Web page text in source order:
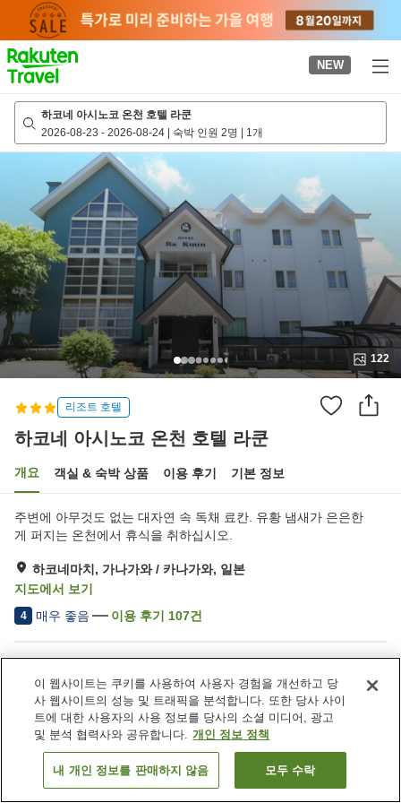
page
NEW
하코네 아시노코 온천 호텔 라쿤
2026-08-23 - 2026-08-24 | 숙박 인원 2명 | 1개
122
리조트 호텔
하코네 아시노코 온천 호텔 라쿤
개요 객실 & 숙박 상품 이용 후기 기본 정보
주변에 아무것도 없는 대자연 속 독채 료칸. 유황 냄새가 은은한
게 퍼지는 온천에서 휴식을 취하십시오.
하코네마치, 가나가와 / 카나가와, 일본
지도에서 보기
4 매우 좋음 이용 후기 107건
주차장
스파 / 미용실
자동판매기
노천탕 (온천)
일본 가나가와 / 카나가와
하코네마치
하코네 아시노코 온천 호텔 라쿤 객실 보기
이 웹사이트는 쿠키를 사용하여 사용자 경험을 개선하고 당
사 웹사이트의 성능 및 트래픽을 분석합니다. 또한 당사 사이
트에 대한 사용자의 사용 정보를 당사의 소셜 미디어, 광고
및 분석 협력사와 공유합니다. 개인 정보 정책
내 개인 정보를 판매하지 않음 모두 수락